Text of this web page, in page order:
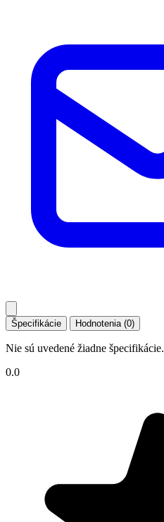
Špecifikácie Hodnotenia (0)
Nie sú uvedené žiadne špecifikácie.
0.0